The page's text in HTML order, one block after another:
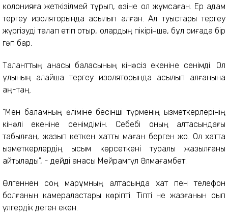
колонияға жеткізілмей тұрып, өзіне қол жұмсаған. Ер адам
тергеу изоляторында асылып қалған. Ал туыстары тергеу
жүргізуді талап етіп отыр, олардың пікірінше, бұл оқиғада бір
гәп бар.
Таланттың анасы баласының кінәсіз екеніне сенімді. Ол
ұлының қалайша тергеу изоляторында асылып қалғанына
аң-таң.
"Мен баламның өліміне бесінші түрменің қызметкерлерінің
кінәлі екеніне сенімдімін. Себебі оның қалтасындағы
табылған, жазып кеткен хатты маған берген жоқ. Ол хатта
қызметкерлердің қысым көрсеткені туралы жазылғаны
айтылады", - дейді анасы Мейрамгүл Әлмағамбет.
Өлгеннен соң марқұмның қалтасында хат пен телефон
болғанын камераластары көріпті. Тіпті не жазғанын оқып
үлгердік деген екен.